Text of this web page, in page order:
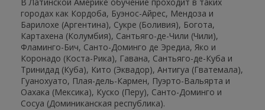
городах как Кордоба, Буэнос-Айрес, Мендоза и
Барилохе (Аргентина), Сукре (Боливия), Богота,
Картахена (Колумбия), Сантьяго-де-Чили (Чили),
Фламинго-Бич, Санто-Доминго де Эредиа, Яко и
Коронадо (Коста-Рика), Гавана, Сантьяго-де-Куба и
Тринидад (Куба), Кито (Эквадор), Антигуа (Гватемала),
Гуанохуато, Плая-дель-Кармен, Пуэрто-Вальярта и
Оахака (Мексика), Куско (Перу), Санто-Доминго и
Сосуа (Доминиканская республика).